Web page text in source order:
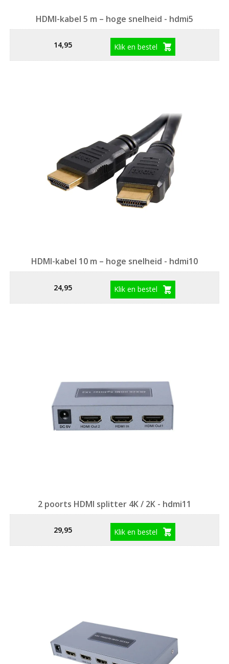
HDMI-kabel 5 m – hoge snelheid - hdmi5
14,95 Klik en bestel
HDMI-kabel 10 m – hoge snelheid - hdmi10
24,95 Klik en bestel
2 poorts HDMI splitter 4K / 2K - hdmi11
29,95 Klik en bestel